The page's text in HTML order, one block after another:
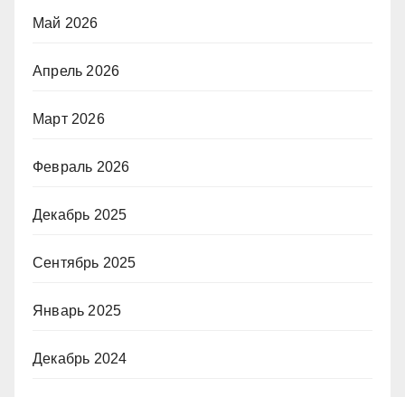
Май 2026
Апрель 2026
Март 2026
Февраль 2026
Декабрь 2025
Сентябрь 2025
Январь 2025
Декабрь 2024